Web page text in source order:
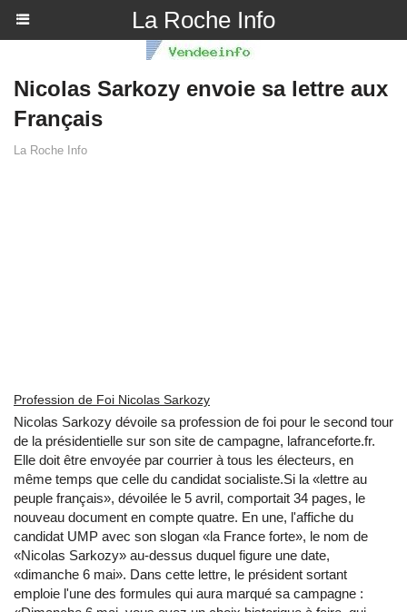
La Roche Info
Nicolas Sarkozy envoie sa lettre aux
Français
La Roche Info
Profession de Foi Nicolas Sarkozy
Nicolas Sarkozy dévoile sa profession de foi pour le second tour
de la présidentielle sur son site de campagne, lafranceforte.fr.
Elle doit être envoyée par courrier à tous les électeurs, en
même temps que celle du candidat socialiste.Si la «lettre au
peuple français», dévoilée le 5 avril, comportait 34 pages, le
nouveau document en compte quatre. En une, l'affiche du
candidat UMP avec son slogan «la France forte», le nom de
«Nicolas Sarkozy» au-dessus duquel figure une date,
«dimanche 6 mai». Dans cette lettre, le président sortant
emploie l'une des formules qui aura marqué sa campagne :